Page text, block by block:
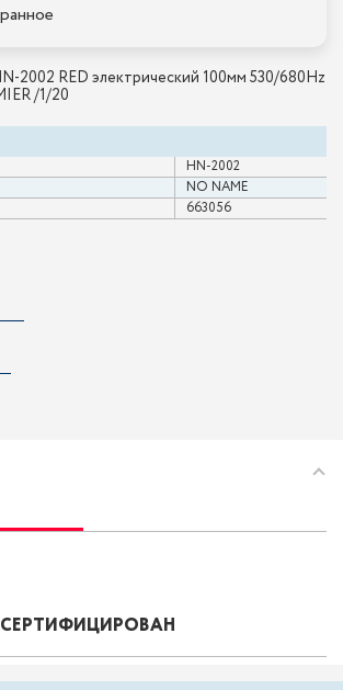
2002 RED электрический 100мм 530/680Hz
/1/20
HN-2002
NO NAME
663056